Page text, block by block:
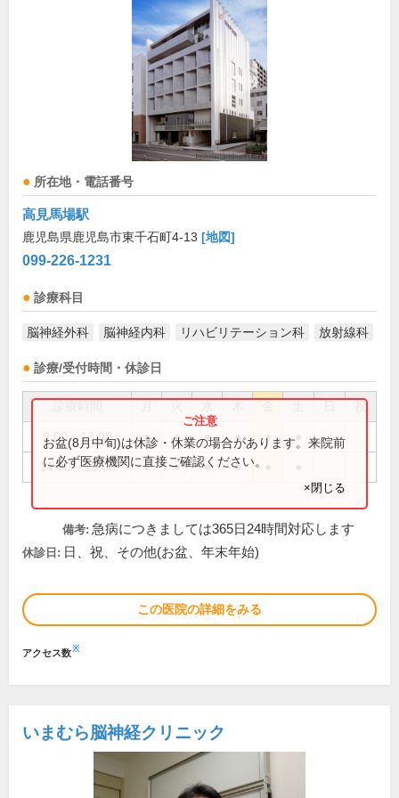
所在地・電話番号
高見馬場駅
鹿児島県鹿児島市東千石町4-13 [地図]
099-226-1231
診療科目
脳神経外科 脳神経内科 リハビリテーション科 放射線科
診療/受付時間・休診日
祝
9:00～13:00 ● ● ● ● ●
14:00～18:00 ● ● ● ●
お盆(8月中旬)は休診・休業の場合があります。来院前
に必ず医療機関に直接ご確認ください。
×閉じる
備考: 急病につきましては365日24時間対応します
休診日: 日、祝、その他(お盆、年末年始)
この医院の詳細をみる
アクセス数※
いまむら脳神経クリニック